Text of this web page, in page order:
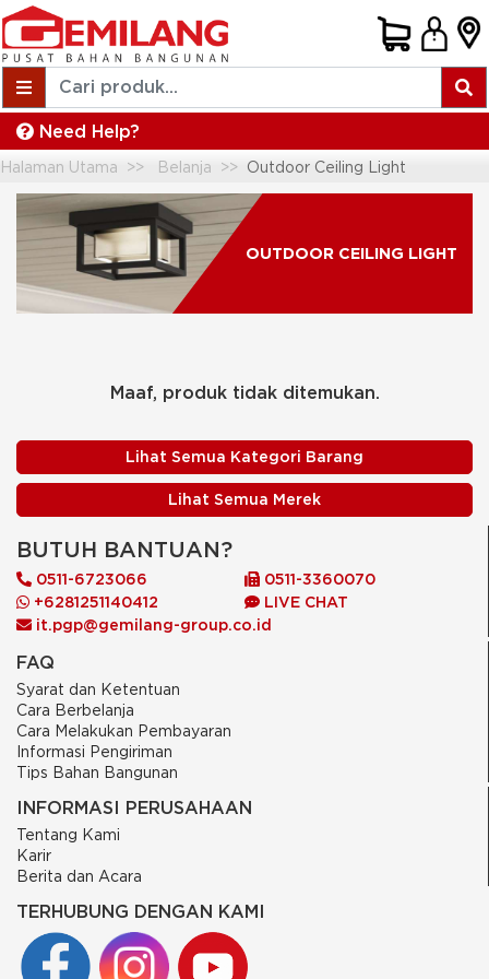
Need Help?
Halaman Utama Belanja Outdoor Ceiling Light
OUTDOOR CEILING LIGHT
Maaf, produk tidak ditemukan.
Lihat Semua Kategori Barang
Lihat Semua Merek
BUTUH BANTUAN?
0511-6723066
0511-3360070
+6281251140412
LIVE CHAT
it.pgp@gemilang-group.co.id
FAQ
Syarat dan Ketentuan
Cara Berbelanja
Cara Melakukan Pembayaran
Informasi Pengiriman
Tips Bahan Bangunan
INFORMASI PERUSAHAAN
Tentang Kami
Karir
Berita dan Acara
TERHUBUNG DENGAN KAMI